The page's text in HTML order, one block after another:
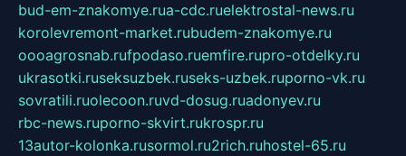
bud-em-znakomye.rua-cdc.ruelektrostal-news.ru
korolevremont-market.rubudem-znakomye.ru
oooagrosnab.rufpodaso.ruemfire.rupro-otdelky.ru
ukrasotki.ruseksuzbek.ruseks-uzbek.ruporno-vk.ru
sovratili.ruolecoon.ruvd-dosug.ruadonyev.ru
rbc-news.ruporno-skvirt.rukrospr.ru
13autor-kolonka.rusormol.ru2rich.ruhostel-65.ru